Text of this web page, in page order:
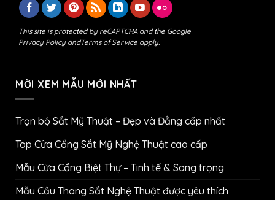
This site is protected by reCAPTCHA and the Google
Privacy PolicyandTerms of Serviceapply.
MỜI XEM MẪU MỚI NHẤT
Trọn bộ Sắt Mỹ Thuật – Đẹp và Đẳng cấp nhất
Top Cửa Cổng Sắt Mỹ Nghệ Thuật cao cấp
Mẫu Cửa Cổng Biệt Thự – Tinh tế & Sang trọng
Mẫu Cầu Thang Sắt Nghệ Thuật được yêu thích